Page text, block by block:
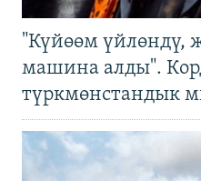
"Күйөөм үйлөндү,
машина алды".
түркмөнстандык